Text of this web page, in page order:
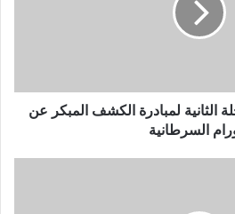
الثانية لمبادرة الكشف المبكر عن
السرطانية